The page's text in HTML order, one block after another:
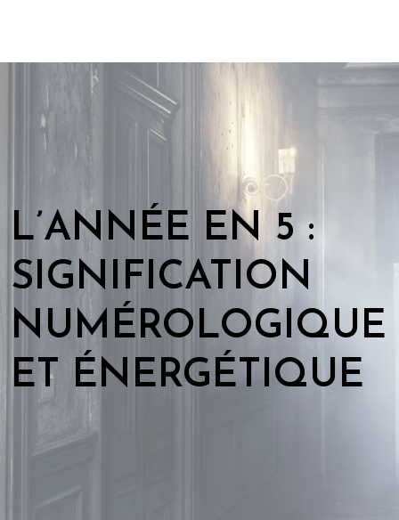
L’ANNÉE EN 5 :
SIGNIFICATION
NUMÉROLOGIQUE
ET ÉNERGÉTIQUE